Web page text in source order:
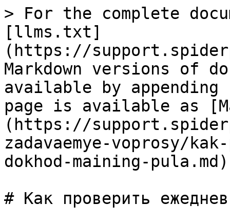
> For the complete
[llms.txt]
(https://
Markdown versions of
available by
page is available as
(https://
zadavaemye-voprosy/
dokhod-maining-
# Как проверить